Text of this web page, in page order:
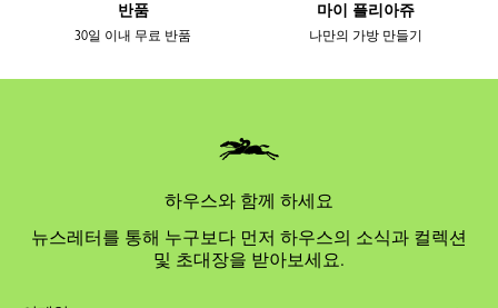
반품
30일 이내 무료 반품
마이 플리아쥬
나만의 가방 만들기
하우스와 함께 하세요
뉴스레터를 통해 누구보다 먼저 하우스의 소식과 컬렉션
및 초대장을 받아보세요.